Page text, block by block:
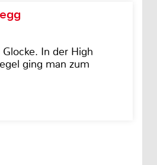
In der High
ging man zum